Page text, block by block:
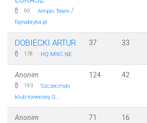
60 · Ampio Team /
fajnabryka.pl
DOBIECKI ARTUR
178 · HQ MNC NE
37 33
Anonim
193 · Szczeciński
klub rowerowy G...
124 42
Anonim 71 16